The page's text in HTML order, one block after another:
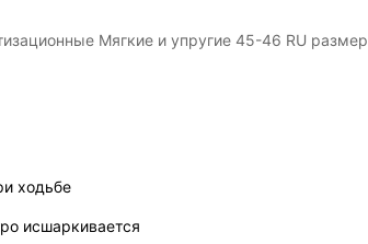
Мягкие и упругие 45-46 RU размер
ходьбе
исшаркивается